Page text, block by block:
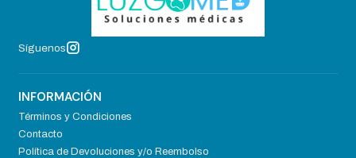
Síguenos
INFORMACIÓN
Términos y Condiciones
Contacto
Política de Devoluciones y/o Reembolso